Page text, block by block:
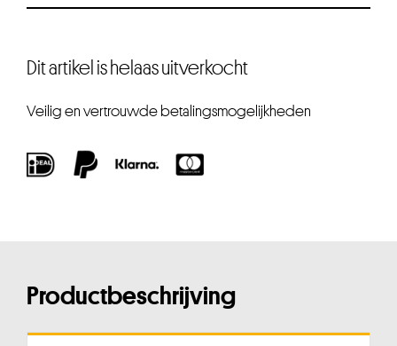
Dit artikel is helaas uitverkocht
Veilig en vertrouwde betalingsmogelijkheden
Productbeschrijving